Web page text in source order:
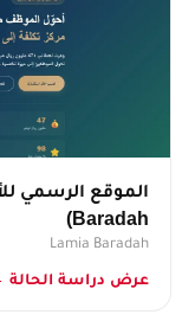
Baradah)
Lamia Baradah
عرض دراسة الحالة